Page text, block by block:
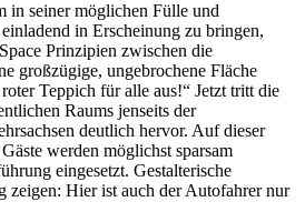
in seiner möglichen Fülle und
in Erscheinung zu bringen,
Prinzipien zwischen die
großzügige, ungebrochene Fläche
Teppich für alle aus!“ Jetzt tritt die
Raums jenseits der
deutlich hervor. Auf dieser
werden möglichst sparsam
eingesetzt. Gestalterische
zeigen: Hier ist auch der Autofahrer nur